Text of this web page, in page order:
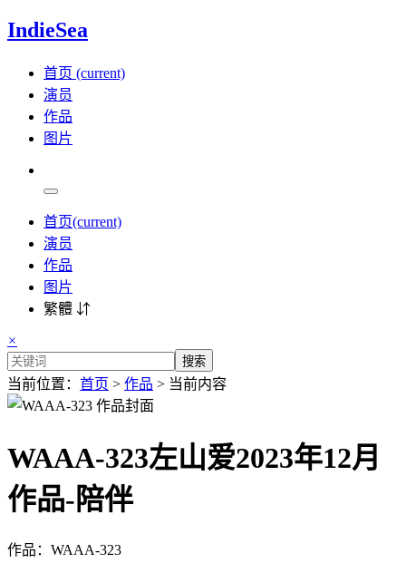
IndieSea
首页 (current)
演员
作品
图片
首页(current)
演员
作品
图片
繁體 ⇵
×
搜索
当前位置： 首页 > 作品 > 当前内容
WAAA-323左山爱2023年12月
作品-陪伴
作品：WAAA-323